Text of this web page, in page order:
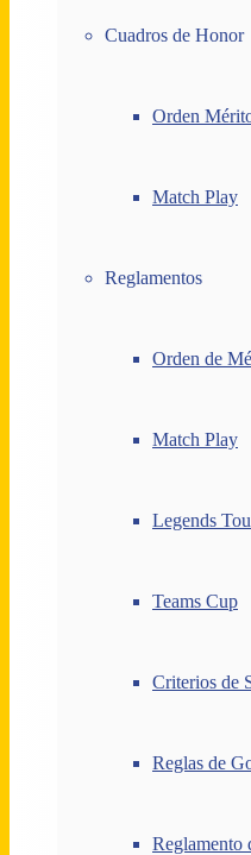
Cuadros de Honor
Orden
Match Play
Reglamentos
Orden de
Match Play
Legends
Teams Cup
Criterios de
Reglas de
Reglamento